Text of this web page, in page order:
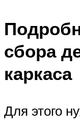
сбора
каркаса
Для этого